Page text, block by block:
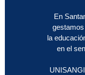
En
la
en el